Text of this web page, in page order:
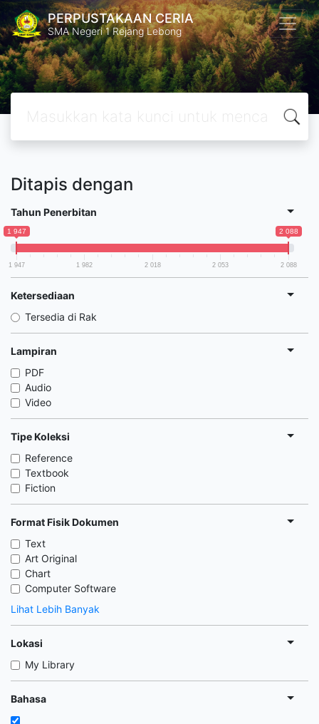
PERPUSTAKAAN CERIA
SMA Negeri 1 Rejang Lebong
Ditapis dengan
Tahun Penerbitan
1 947 2 088
1 947 1 982 2 018 2 053 2 088
Ketersediaan
Tersedia di Rak
Lampiran
PDF
Audio
Video
Tipe Koleksi
Reference
Textbook
Fiction
Format Fisik Dokumen
Text
Art Original
Chart
Computer Software
Lihat Lebih Banyak
Lokasi
My Library
Bahasa